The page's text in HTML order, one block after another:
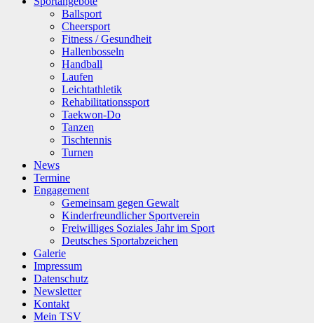
Ballsport
Cheersport
Fitness / Gesundheit
Hallenbosseln
Handball
Laufen
Leichtathletik
Rehabilitationssport
Taekwon-Do
Tanzen
Tischtennis
Turnen
News
Termine
Engagement
Gemeinsam gegen Gewalt
Kinderfreundlicher Sportverein
Freiwilliges Soziales Jahr im Sport
Deutsches Sportabzeichen
Galerie
Impressum
Datenschutz
Newsletter
Kontakt
Mein TSV